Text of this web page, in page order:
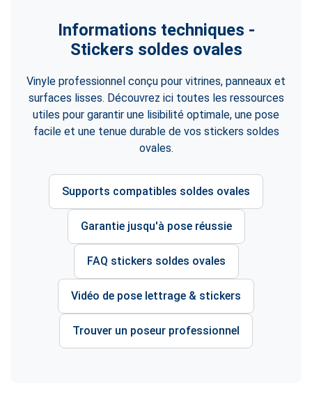
Informations techniques -
Stickers soldes ovales
Vinyle professionnel conçu pour vitrines, panneaux et
surfaces lisses. Découvrez ici toutes les ressources
utiles pour garantir une lisibilité optimale, une pose
facile et une tenue durable de vos stickers soldes
ovales.
Supports compatibles soldes ovales
Garantie jusqu'à pose réussie
FAQ stickers soldes ovales
Vidéo de pose lettrage & stickers
Trouver un poseur professionnel